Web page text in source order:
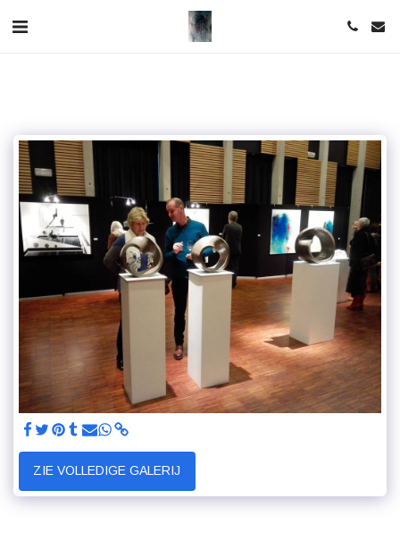
ZIE VOLLEDIGE GALERIJ